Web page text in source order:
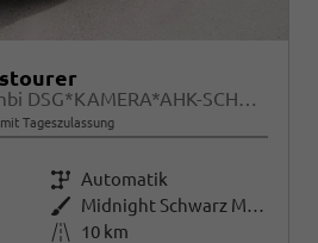
FR 2.0 TDI DSG Kombi DSG*KAMERA*AHK-SCHWENKBAR*NAVI*TEMPOMAT*WINTERPAKET*
Tageszulassung
Getriebe Automatik
Außenfarbe
Midnight Schwarz Metallic
Kilometerstand
10 km